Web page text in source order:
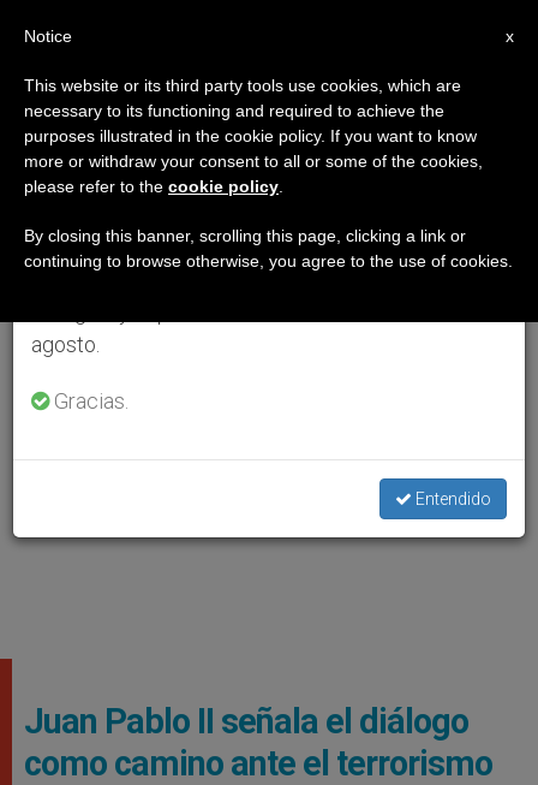
Juan Pablo II señala el diálogo
como camino ante el terrorismo
×
Aviso importante
Del 27 de julio al 7 de agosto haremos la pausa
anual, aprovechando que en el periodo de verano
se generan menos informaciones y también el
agosto.
Gracias.
Entendido
x
Notice
This website or its third party tools use cookies, which are
necessary to its functioning and required to achieve the
purposes illustrated in the cookie policy. If you want to know
more or withdraw your consent to all or some of the cookies,
please refer to the cookie policy
By closing this banner, scrolling this page, clicking a link or
continuing to browse otherwise, you agree to the use of cookies.